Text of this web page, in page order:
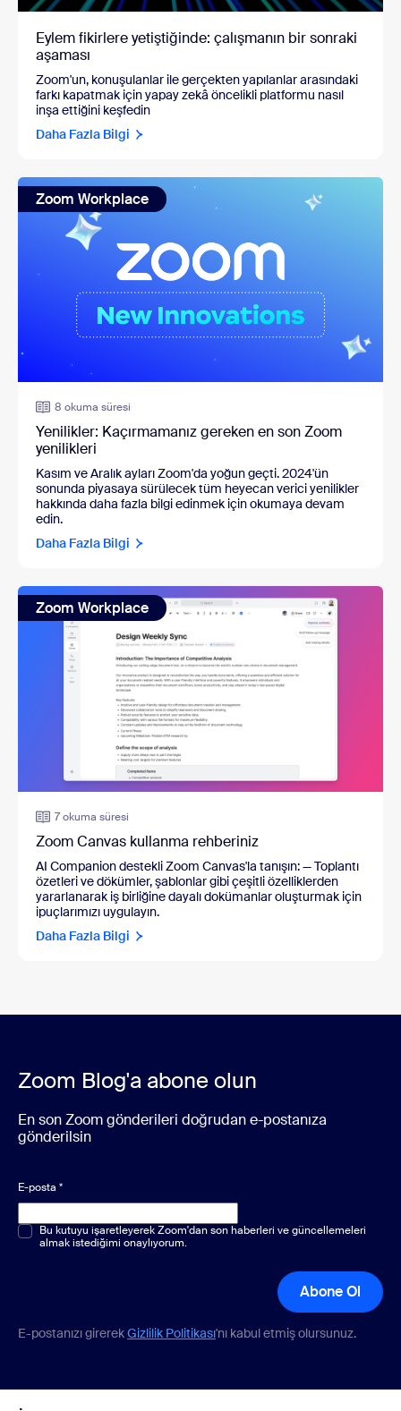
Eylem fikirlere yetiştiğinde: çalışmanın bir sonraki
aşaması
Zoom'un, konuşulanlar ile gerçekten yapılanlar arasındaki
farkı kapatmak için yapay zekâ öncelikli platformu nasıl
inşa ettiğini keşfedin
Daha Fazla Bilgi
Zoom Workplace
8 okuma süresi
Yenilikler: Kaçırmamanız gereken en son Zoom
yenilikleri
Kasım ve Aralık ayları Zoom'da yoğun geçti. 2024'ün
sonunda piyasaya sürülecek tüm heyecan verici yenilikler
hakkında daha fazla bilgi edinmek için okumaya devam
edin.
Daha Fazla Bilgi
Zoom Workplace
7 okuma süresi
Zoom Canvas kullanma rehberiniz
AI Companion destekli Zoom Canvas'la tanışın:—Toplantı
özetleri ve dökümler, şablonlar gibi çeşitli özelliklerden
yararlanarak iş birliğine dayalı dokümanlar oluşturmak için
ipuçlarımızı uygulayın.
Daha Fazla Bilgi
Zoom Blog'a abone olun
En son Zoom gönderileri doğrudan e-postanıza
gönderilsin
E-posta *
Çoktan seçmeli veya tek seçenekli*
Bu kutuyu işaretleyerek Zoom'dan son haberleri ve güncellemeleri
almak istediğimi onaylıyorum.
Abone Ol
E-postanızı girerekGizlilik Politikası'nı kabul etmiş olursunuz.